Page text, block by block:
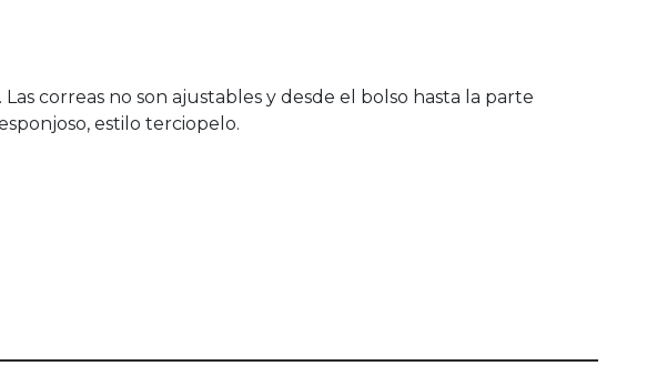
correas no son ajustables y desde el bolso hasta la parte
estilo terciopelo.